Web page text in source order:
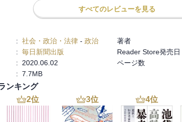
すべてのレビューを見る
: 社会・政治・法律 - 政治 著者
: 毎日新聞出版 Reader Store発売日
: 2020.06.02 ページ数
: 7.7MB
ンキング
2位 3位 4位